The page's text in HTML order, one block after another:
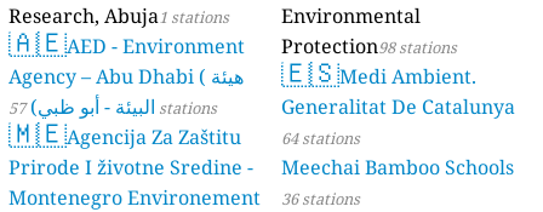
Research, Abuja1 stations
🇦🇪AED - Environment
Agency – Abu Dhabi ( هيئة
البيئة - أبو ظبي) 57 stations
🇲🇪Agencija Za Zaštitu
Prirode I životne Sredine -
Montenegro Environement
Environmental
Protection98 stations
🇪🇸Medi Ambient.
Generalitat De Catalunya
64 stations
Meechai Bamboo Schools
36 stations